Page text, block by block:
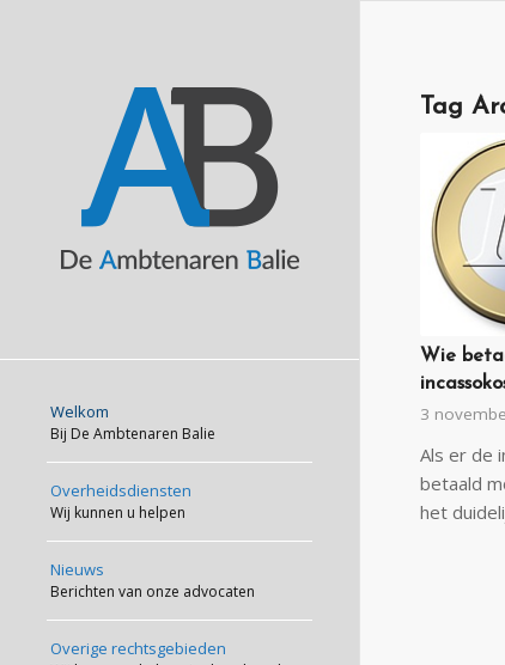
Welkom
Bij De Ambtenaren Balie
Overheidsdiensten
Wij kunnen u helpen
Nieuws
Berichten van onze advocaten
Overige rechtsgebieden
Tag
Wie
3
Als er de
betaald
het